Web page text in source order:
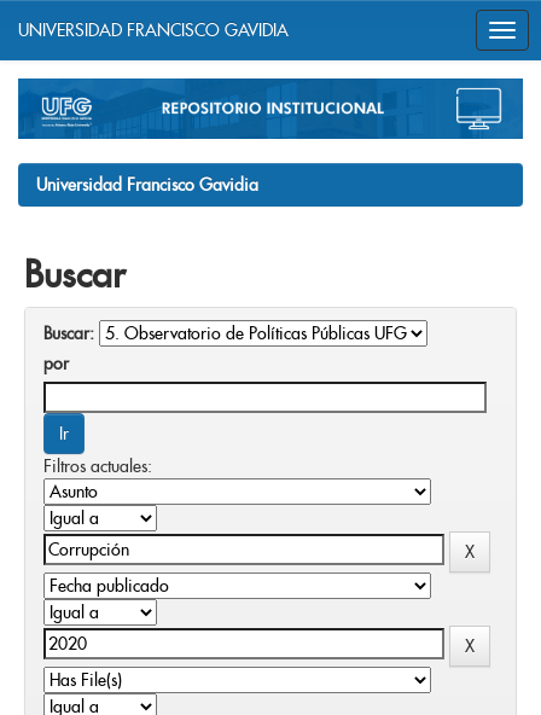
navigation
UNIVERSIDAD FRANCISCO GAVIDIA
Universidad Francisco Gavidia
Buscar
Buscar:
por
Filtros actuales: